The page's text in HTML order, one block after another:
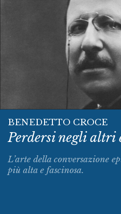
BENEDETTO CROCE
Perdersi negli altri
L’arte della conversazione
più alta e fascinosa.